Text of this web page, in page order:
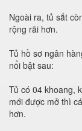
Ngoài ra, tủ sắt
rộng rãi hơn.
Tủ hồ sơ ngân
nổi bật sau:
Tủ có 04 khoang,
mới được mở thì
hơn.